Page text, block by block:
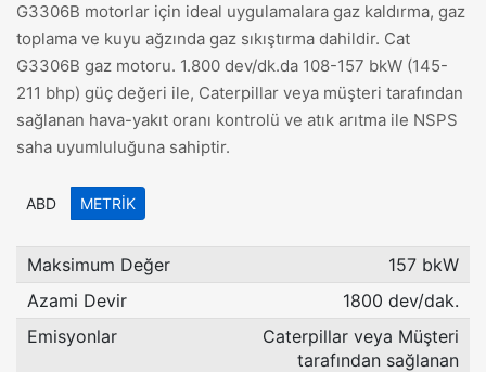
G3306B motorlar için ideal uygulamalara gaz kaldırma, gaz
toplama ve kuyu ağzında gaz sıkıştırma dahildir. Cat
G3306B gaz motoru. 1.800 dev/dk.da 108-157 bkW (145-
211 bhp) güç değeri ile, Caterpillar veya müşteri tarafından
sağlanan hava-yakıt oranı kontrolü ve atık arıtma ile NSPS
saha uyumluluğuna sahiptir.
ABD METRIK
Maksimum Değer
157 bkW
Azami Devir
1800 dev/dak.
Emisyonlar
Caterpillar veya Müşteri
tarafından sağlanan